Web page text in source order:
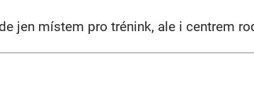
jen místem pro trénink, ale i centrem